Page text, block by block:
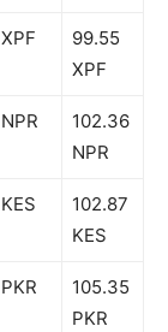
XPF
99.55
XPF
NPR
102.36
NPR
KES
102.87
KES
PKR
105.35
PKR